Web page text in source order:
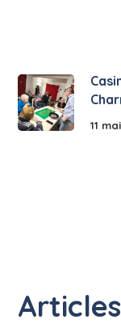
11